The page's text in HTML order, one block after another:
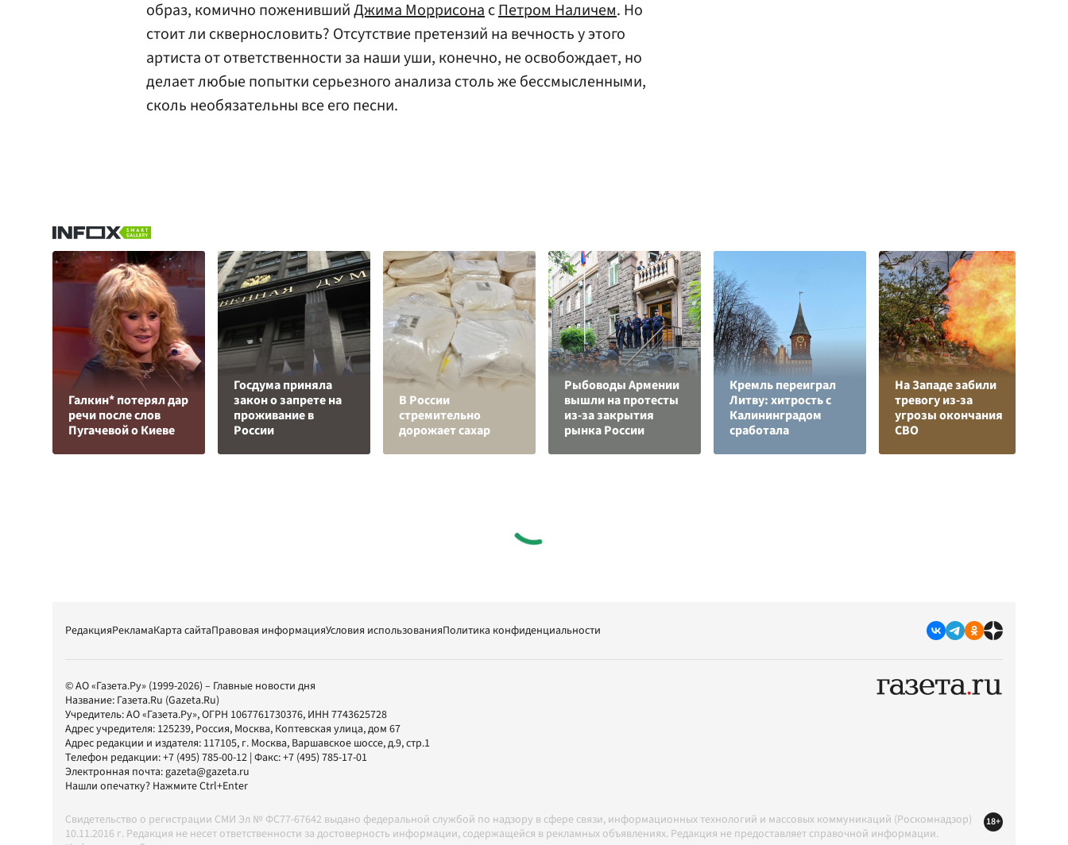
образ, комично поженившийДжима МоррисонасПетром Наличем. Но
стоит ли сквернословить? Отсутствие претензий на вечность у этого
артиста от ответственности за наши уши, конечно, не освобождает, но
делает любые попытки серьезного анализа столь же бессмысленными,
сколь необязательны все его песни.
Галкин* потерял дар
речи после слов
Пугачевой о Киеве
Госдума приняла
закон о запрете на
проживание в
России
В России
стремительно
дорожает сахар
Рыбоводы Армении
вышли на протесты
из-за закрытия
рынка России
Кремль переиграл
Литву: хитрость с
Калининградом
сработала
На Западе забили
тревогу из-за
угрозы окончания
СВО
РедакцияРекламаКарта сайтаПравовая информацияУсловия использованияПолитика конфиденциальности
© АО «Газета.Ру» (1999-2026) – Главные новости дня
Название: Газета.Ru (Gazeta.Ru)
Учредитель:АО «Газета.Ру», ОГРН 1067761730376, ИНН 7743625728
Адрес учредителя: 125239, Россия, Москва, Коптевская улица, дом 67
Адрес редакции и издателя: 117105, г. Москва, Варшавское шоссе, д.9, стр.1
Телефон редакции:+7 (495) 785-00-12 | Факс:+7 (495) 785-17-01
Электронная почта:gazeta@gazeta.ru
Нашли опечатку? Нажмите Ctrl+Enter
Свидетельство о регистрации СМИ Эл № ФС77-67642 выдано федеральной службой по надзору в сфере связи, информационных технологий и массовых коммуникаций (Роскомнадзор)
10.11.2016 г. Редакция не несет ответственности за достоверность информации, содержащейся в рекламных объявлениях. Редакция не предоставляет справочной информации.
18+